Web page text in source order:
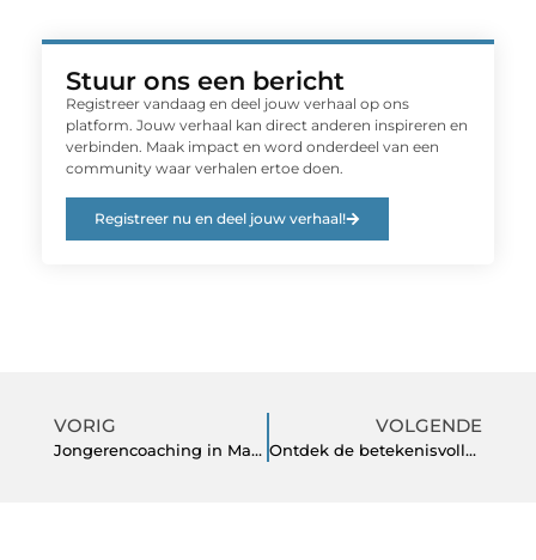
Stuur ons een bericht
Registreer vandaag en deel jouw verhaal op ons
platform. Jouw verhaal kan direct anderen inspireren en
verbinden. Maak impact en word onderdeel van een
community waar verhalen ertoe doen.
Registreer nu en deel jouw verhaal!
VORIG
Jongerencoaching in Maastricht: Persoonlijke groei voor jongeren
VOLGENDE
Ontdek de betekenisvolle rol van een begrafenisondernemer in Gorinchem